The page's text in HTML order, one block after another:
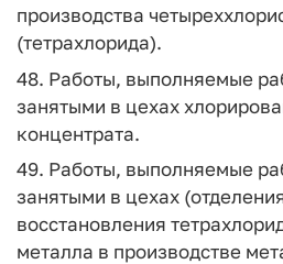
производства
(тетрахлорида).
48. Работы, выполняемые
занятыми в цехах
концентрата.
49. Работы, выполняемые
занятыми в цехах
восстановления
металла в производстве